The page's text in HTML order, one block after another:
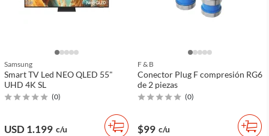
Samsung
Smart TV Led NEO QLED 55"
UHD 4K SL
(0)
USD 1.199 c/u
F & B
Conector Plug F compresión RG6
de 2 piezas
(0)
$99 c/u